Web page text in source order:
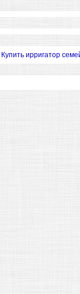
Купить ирригатор